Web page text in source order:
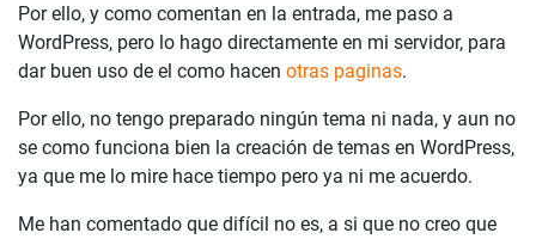
Por ello, y como comentan en la entrada, me paso a
WordPress, pero lo hago directamente en mi servidor, para
dar buen uso de el como hacen otras paginas.
Por ello, no tengo preparado ningún tema ni nada, y aun no
se como funciona bien la creación de temas en WordPress,
ya que me lo mire hace tiempo pero ya ni me acuerdo.
Me han comentado que difícil no es, a si que no creo que